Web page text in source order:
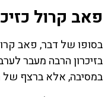
פאב קרול
בסופו של דבר, פאב
בזיכרון הרבה מעבר
במסיבה, אלא ברצף של